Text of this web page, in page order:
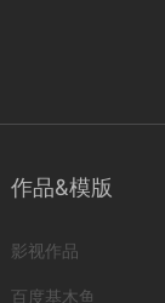
作品&模版
影视作品
百度基木鱼